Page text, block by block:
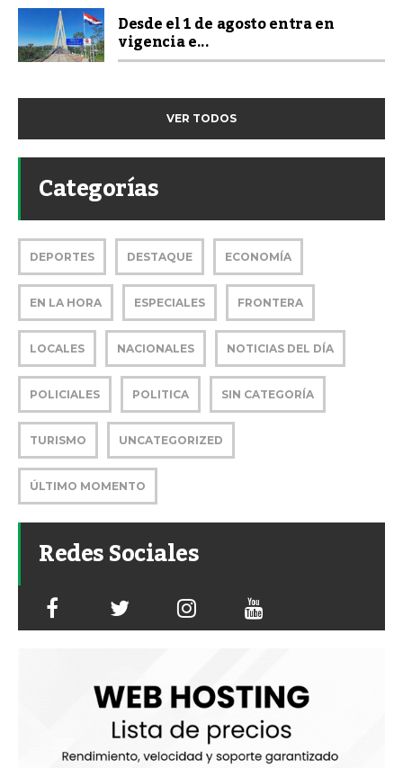
Desde el 1 de agosto entra en
vigencia e...
VER TODOS
Categorías
DEPORTES DESTAQUE ECONOMÍA
EN LA HORA ESPECIALES FRONTERA
LOCALES NACIONALES NOTICIAS DEL DÍA
POLICIALES POLITICA SIN CATEGORÍA
TURISMO UNCATEGORIZED
ÚLTIMO MOMENTO
Redes Sociales